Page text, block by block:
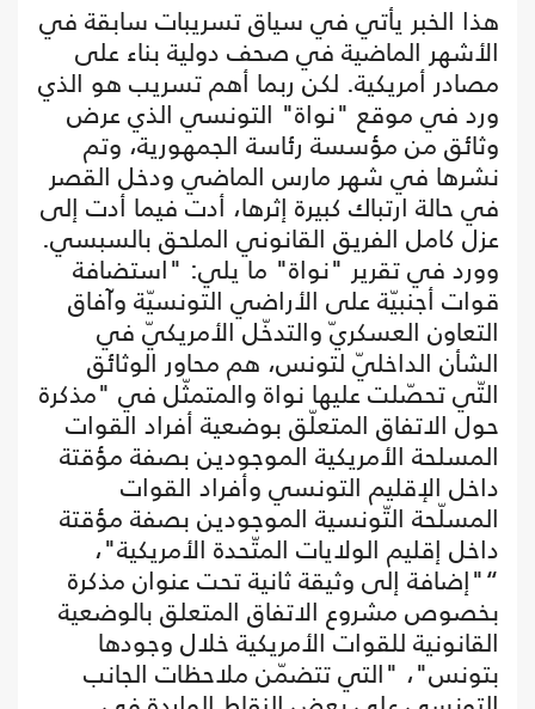
هذا الخبر يأتي في سياق تسريبات سابقة في
الأشهر الماضية في صحف دولية بناء على
مصادر أمريكية. لكن ربما أهم تسريب هو الذي
ورد في موقع "نواة" التونسي الذي عرض
وثائق من مؤسسة رئاسة الجمهورية، وتم
نشرها في شهر مارس الماضي ودخل القصر
في حالة ارتباك كبيرة إثرها، أدت فيما أدت إلى
عزل كامل الفريق القانوني الملحق بالسبسي.
وورد في تقرير "نواة" ما يلي: "استضافة
قوات أجنبيّة على الأراضي التونسيّة وآفاق
التعاون العسكريّ والتدخّل الأمريكيّ في
الشأن الداخليّ لتونس، هم محاور الوثائق
التّي تحصّلت عليها نواة والمتمثّل في "مذكرة
حول الاتفاق المتعلّق بوضعية أفراد القوات
المسلحة الأمريكية الموجودين بصفة مؤقتة
داخل الإقليم التونسي وأفراد القوات
المسلّحة التّونسية الموجودين بصفة مؤقتة
داخل إقليم الولايات المتّحدة الأمريكية"،
“"إضافة إلى وثيقة ثانية تحت عنوان مذكرة
بخصوص مشروع الاتفاق المتعلق بالوضعية
القانونية للقوات الأمريكية خلال وجودها
بتونس"، "التي تتضمّن ملاحظات الجانب